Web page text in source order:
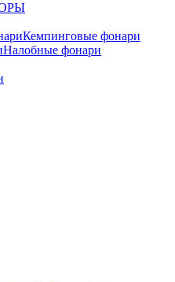
Кемпинговые фонари
Налобные фонари